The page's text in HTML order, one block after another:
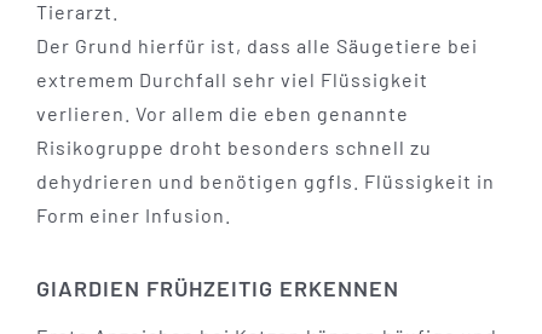
Tierarzt.
Der Grund hierfür ist, dass alle Säugetiere bei
extremem Durchfall sehr viel Flüssigkeit
verlieren. Vor allem die eben genannte
Risikogruppe droht besonders schnell zu
dehydrieren und benötigen ggfls. Flüssigkeit in
Form einer Infusion.
GIARDIEN FRÜHZEITIG ERKENNEN